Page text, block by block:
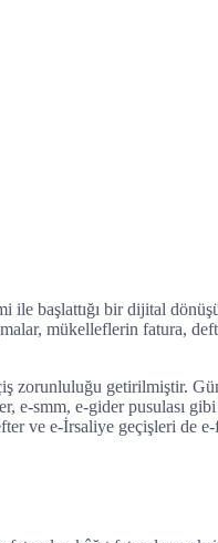
ile başlattığı bir dijital
mükelleflerin fatura,
zorunluluğu getirilmiştir.
e-smm, e-gider pusulası
ve e-İrsaliye geçişleri de